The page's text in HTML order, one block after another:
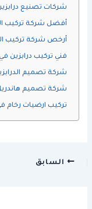
شركات تصنيع
أفضل شركة تركيب
أرخص شركة تركيب
فني تركيب درابزين
شركة تصميم
شركة تصميم
تركيب ارضيات رخام
السابق